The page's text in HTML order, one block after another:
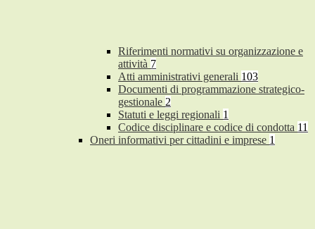
Riferimenti normativi su organizzazione e
attività 7
Atti amministrativi generali 103
Documenti di programmazione strategico-
gestionale 2
Statuti e leggi regionali 1
Codice disciplinare e codice di condotta 11
Oneri informativi per cittadini e imprese 1